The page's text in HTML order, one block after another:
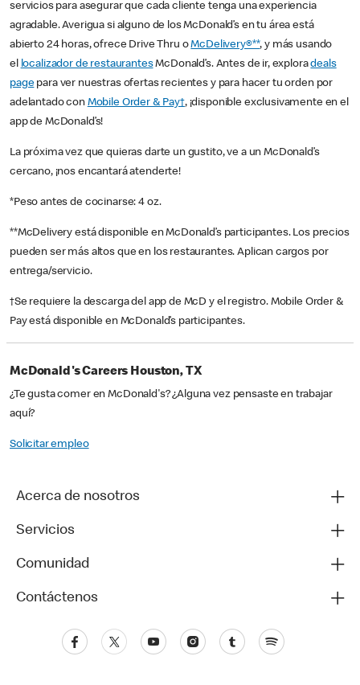
servicios para asegurar que cada cliente tenga una experiencia
agradable. Averigua si alguno de los McDonald’s en tu área está
abierto 24 horas, ofrece Drive Thru oMcDelivery®**, y más usando
el localizador de restaurantesMcDonald’s. Antes de ir, exploradeals
pagepara ver nuestras ofertas recientes y para hacer tu orden por
adelantado con Mobile Order & Pay†, ¡disponible exclusivamente en el
app de McDonald’s!
La próxima vez que quieras darte un gustito, ve a un McDonald’s
cercano, ¡nos encantará atenderte!
*Peso antes de cocinarse: 4 oz.
**McDelivery está disponible en McDonald’s participantes. Los precios
pueden ser más altos que en los restaurantes. Aplican cargos por
entrega/servicio.
†Se requiere la descarga del app de McD y el registro. Mobile Order &
Pay está disponible en McDonald’s participantes.
McDonald's Careers Houston, TX
¿Te gusta comer en McDonald's? ¿Alguna vez pensaste en trabajar
aquí?
Solicitar empleo
Acerca de nosotros
Servicios
Comunidad
Contáctenos